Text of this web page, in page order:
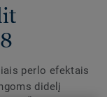
perlo efektais
didelį